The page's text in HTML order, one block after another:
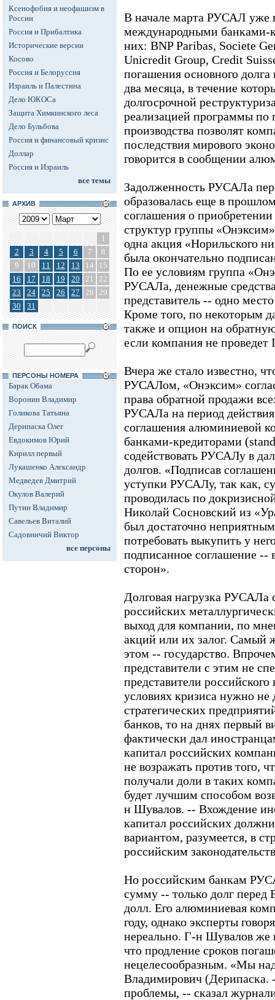
Ксенофобия и неофашизм в
России
Россия и Прибалтика
Исторические версии
Косово
Россия и Белоруссия
Израиль и Палестина
Дело ЮКОСа
Защита Химкинского леса
Дело Бульбова
Россия и финансовый кризис
Доллар
Россия и Израиль
все темы
АРХИВ
1
2
3 4 5 6 7
8
9
10 11 12 13 14
15
16
17 18 19 20 21
22
23
24 25 26 27 28 29
30
31
ПОИСК
ПЕРСОНЫ НОМЕРА
Барак Обама
Воронин Владимир
Голикова Татьяна
Дерипаска Олег
Евдокимов Юрий
Кирилл первый
Лукашенко Александр
Медведев Дмитрий
Окулов Валерий
Путин Владимир
Савельев Виталий
Садовничий Виктор
все персоны
В начале марта РУСАЛ уже
международными банками-
них: BNP Paribas, Societe
Unicredit Group, Credit
погашения основного
два месяца, в течение
долгосрочной
реализацией программы
производства позволят
последствия мирового
говорится в сообщении
Задолженность РУСАЛа
образовалась еще в
соглашения о
структур группы
одна акция «Норильского
была окончательно
По ее условиям группа
РУСАЛа, денежные
представитель -- одно
Кроме того, по некоторым
также и опцион на
если компания не проведет
Вчера же стало известно,
РУСАЛом, «Онэксим»
права обратной продажи
РУСАЛа на период
соглашения алюминиевой
банками-кредиторами
содействовать РУСАЛу в
долгов. «Подписав
уступки РУСАЛу, так как,
проводилась по
Николай Сосновский из
был достаточно
потребовать выкупить у
подписанное соглашение --
сторон».
Долговая нагрузка РУСАЛа
российских
выход для компании, по
акций или их залог. Самый
этом -- государство.
представители с этим не
представители российского
условиях кризиса нужно не
стратегических
банков, то на днях первый
фактически дал
капитал российских
не возражать против того,
получали доли в таких
будет лучшим способом
н Шувалов. -- Вхождение
капитал российских
вариантом, разумеется, в
российским
Но российским банкам
сумму -- только долг перед
долл. Его алюминиевая
году, однако эксперты
нереально. Г-н Шувалов
что продление сроков
нецелесообразным. «Мы
Владимирович (Дерипаска.
проблемы, -- сказал